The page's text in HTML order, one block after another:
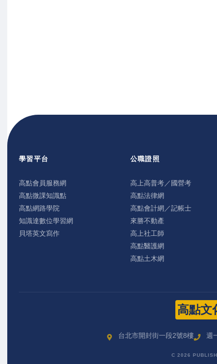
學習平台
高點會員服務網
高點微課知識點
高點網路學院
知識達數位學習網
貝塔英文寫作
公職證照
高上高普考／國營考
高點法律網
高點會計網／記帳士
來勝不動產
高上社工師
高點醫護網
高點土木網
高點文
台北市開封街一段2號8樓 週
C 2026